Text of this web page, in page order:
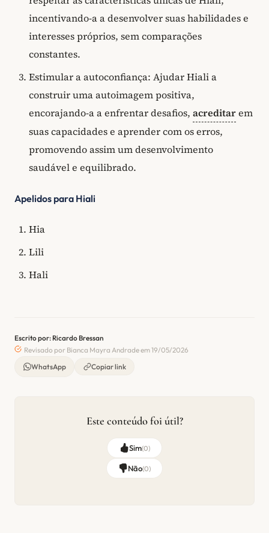
incentivando-a a desenvolver suas habilidades e
interesses próprios, sem comparações
constantes.
Estimular a autoconfiança: Ajudar Hiali a
construir uma autoimagem positiva,
encorajando-a a enfrentar desafios, acreditarem
suas capacidades e aprender com os erros,
promovendo assim um desenvolvimento
saudável e equilibrado.
Apelidos para Hiali
Hia
Lili
Hali
Escrito por: Ricardo Bressan
Revisado por Bianca Mayra Andrade em 19/05/2026
WhatsApp
Copiar link
Este conteúdo foi útil?
Sim(0)
Não(0)